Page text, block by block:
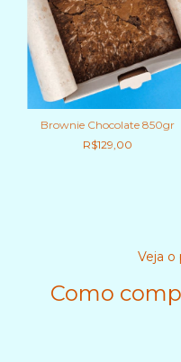
Brownie Chocolate 850gr
R$129,00
Veja o
Como